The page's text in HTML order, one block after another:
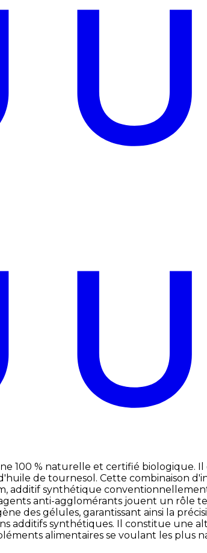
100 % naturelle et certifié biologique.
de tournesol. Cette combinaison
additif synthétique
anti-agglomérants jouent un rôle
des gélules, garantissant ainsi la
additifs synthétiques. Il constitue une
alimentaires se voulant les plus